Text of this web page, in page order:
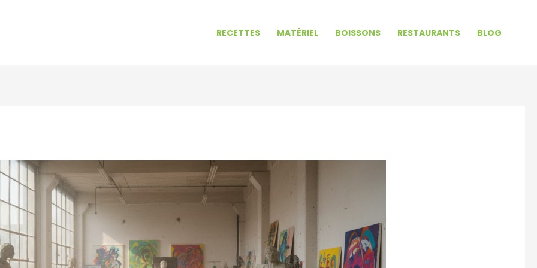
RECETTES MATÉRIEL BOISSONS RESTAURANTS BLOG